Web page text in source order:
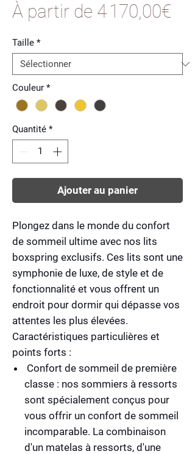
À partir de 4 170,00€
Taille *
Couleur *
Quantité *
Ajouter au panier
Plongez dans le monde du confort
de sommeil ultime avec nos lits
boxspring exclusifs. Ces lits sont une
symphonie de luxe, de style et de
fonctionnalité et vous offrent un
endroit pour dormir qui dépasse vos
attentes les plus élevées.
Caractéristiques particulières et
points forts :
Confort de sommeil de première
classe : nos sommiers à ressorts
sont spécialement conçus pour
vous offrir un confort de sommeil
incomparable. La combinaison
d'un matelas à ressorts, d'une